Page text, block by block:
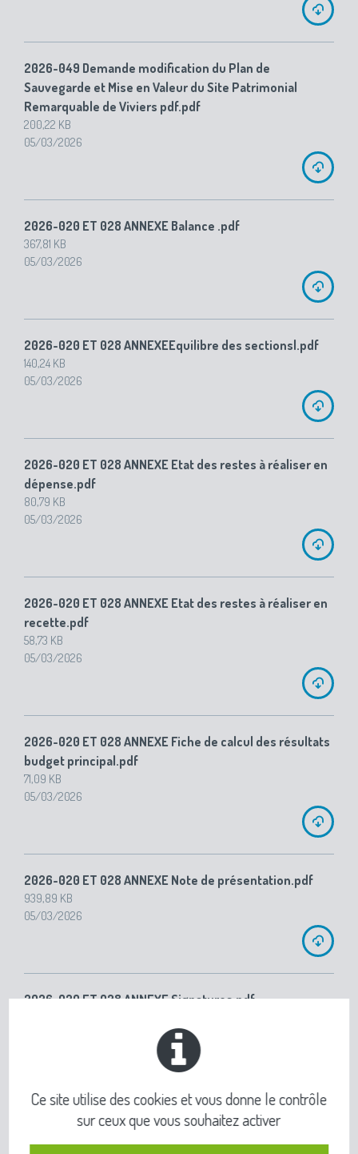
2026-049 Demande modification du Plan de
Sauvegarde et Mise en Valeur du Site Patrimonial
Remarquable de Viviers pdf.pdf
200,22 KB
05/03/2026
2026-020 ET 028 ANNEXE Balance .pdf
367,81 KB
05/03/2026
2026-020 ET 028 ANNEXEEquilibre des sectionsl.pdf
140,24 KB
05/03/2026
2026-020 ET 028 ANNEXE Etat des restes à réaliser en
dépense.pdf
80,79 KB
05/03/2026
2026-020 ET 028 ANNEXE Etat des restes à réaliser en
recette.pdf
58,73 KB
05/03/2026
2026-020 ET 028 ANNEXE Fiche de calcul des résultats
budget principal.pdf
71,09 KB
05/03/2026
2026-020 ET 028 ANNEXE Note de présentation.pdf
939,89 KB
05/03/2026
2026-020 ET 028 ANNEXE Signatures.pdf
2026-021 ET 029 ANNEXE Balance.pdf
Ce site utilise des cookies et vous donne le contrôle
sur ceux que vous souhaitez activer